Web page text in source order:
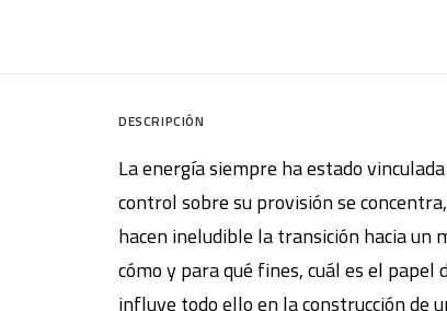
DESCRIPCIÓN
La energía siempre ha estado
control sobre su provisión se
hacen ineludible la transición hacia un
cómo y para qué fines, cuál es el
influye todo ello en la construcción de